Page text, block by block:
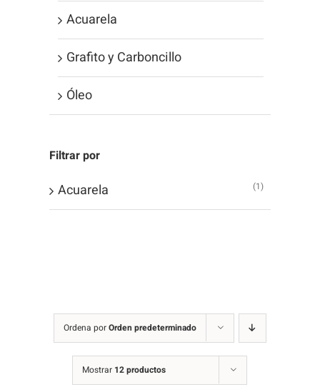
Ordena porOrden predeterminado
Mostrar 12 productos
Acuarela
Grafito y Carboncillo
Óleo
Filtrar por
Acuarela (1)